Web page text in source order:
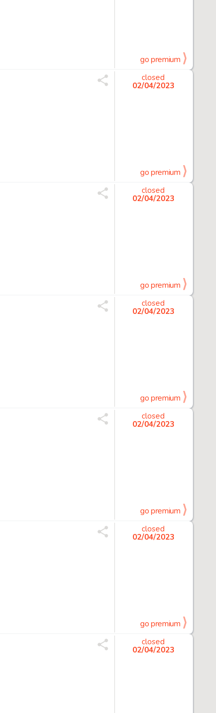
go premium
closed
02/04/2023
go premium
closed
02/04/2023
go premium
closed
02/04/2023
go premium
closed
02/04/2023
go premium
closed
02/04/2023
go premium
closed
02/04/2023